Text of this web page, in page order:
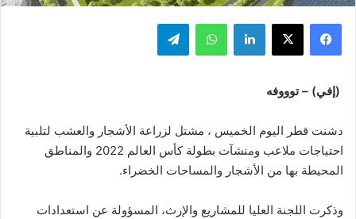
فيسبوك ‫X لينكدإن واتساب تيلقرام
(إفي) – توووفه
دشنت قطر اليوم الخميس ، مشتل لزراعة الأشجار والعشب لتلبية
احتياجات ملاعب ومنشآت بطولة كأس العالم 2022 والمناطق
المحيطة بها من الأشجار والمساحات الخضراء.
وذكرت اللجنة العليا للمشاريع والإرث، المسؤولة عن استعدادات